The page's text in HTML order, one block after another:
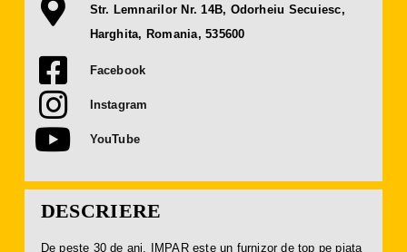
OBȚINE BILET
DEVINO EXPOZANT
Str. Lemnarilor Nr. 14B, Odorheiu Secuiesc,
Harghita, Romania, 535600
Facebook
Instagram
YouTube
DESCRIERE
De peste 30 de ani, IMPAR este un furnizor de top pe piața